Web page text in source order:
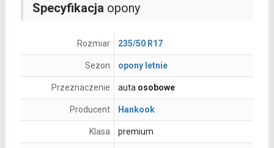
Specyfikacja opony
Rozmiar 235/50 R17
Sezon opony letnie
Przeznaczenie auta osobowe
Producent Hankook
Klasa premium